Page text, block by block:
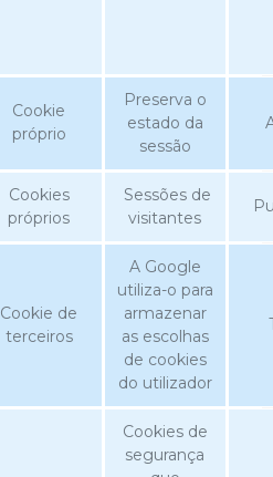
Cookie
próprio
Preserva o
estado da
sessão
Cookies
próprios
Sessões de
visitantes
Cookie de
terceiros
A Google
utiliza-o para
armazenar
as escolhas
de cookies
do utilizador
Cookies de
segurança